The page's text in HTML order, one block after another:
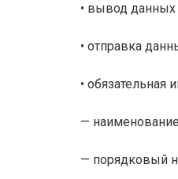
• вывод данных
• отправка
• обязательная
—
— порядковый